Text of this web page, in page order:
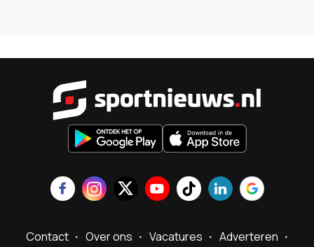
Contact Over ons Vacatures Adverteren